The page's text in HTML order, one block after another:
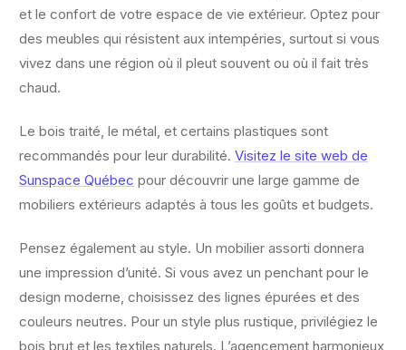
et le confort de votre espace de vie extérieur. Optez pour
des meubles qui résistent aux intempéries, surtout si vous
vivez dans une région où il pleut souvent ou où il fait très
chaud.
Le bois traité, le métal, et certains plastiques sont
recommandés pour leur durabilité. Visitez le site web de
Sunspace Québec pour découvrir une large gamme de
mobiliers extérieurs adaptés à tous les goûts et budgets.
Pensez également au style. Un mobilier assorti donnera
une impression d’unité. Si vous avez un penchant pour le
design moderne, choisissez des lignes épurées et des
couleurs neutres. Pour un style plus rustique, privilégiez le
bois brut et les textiles naturels. L’agencement harmonieux